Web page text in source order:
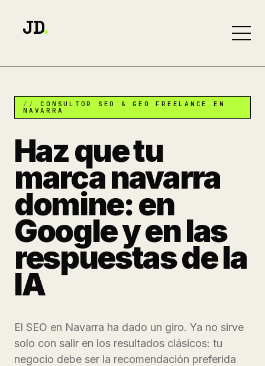
JD.
CONSULTOR SEO & GEO FREELANCE EN
NAVARRA
Haz que tu
marca navarra
domine: en
Google y en las
respuestas de la
IA
El SEO en Navarra ha dado un giro. Ya no sirve
solo con salir en los resultados clásicos: tu
negocio debe ser la recomendación preferida